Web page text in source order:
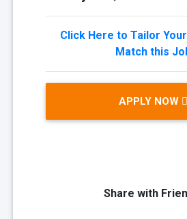
Click Here to Tailor
Match this
APPLY NOW
Share with